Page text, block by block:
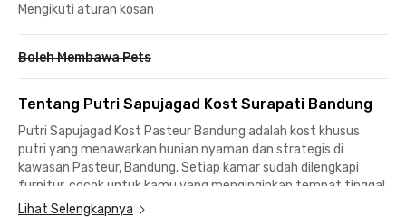
Mengikuti aturan kosan
Boleh Membawa Pets
Tentang Putri Sapujagad Kost Surapati Bandung
Putri Sapujagad Kost Pasteur Bandung adalah kost khusus
putri yang menawarkan hunian nyaman dan strategis di
kawasan Pasteur, Bandung. Setiap kamar sudah dilengkapi
furnitur, cocok untuk kamu yang menginginkan tempat tinggal
praktis dan siap huni. Tersedia kamar mandi luar yang bersih
Lihat Selengkapnya